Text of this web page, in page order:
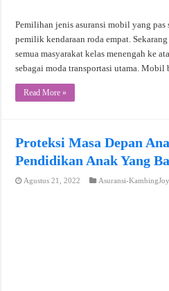
Pemilihan jenis asuransi mobil yang pas
pemilik kendaraan roda empat.
semua masyarakat kelas menengah ke
sebagai moda transportasi utama.
Read More »
Proteksi Masa Depan
Pendidikan Anak Yang
Agustus 21, 2022 Asuransi-